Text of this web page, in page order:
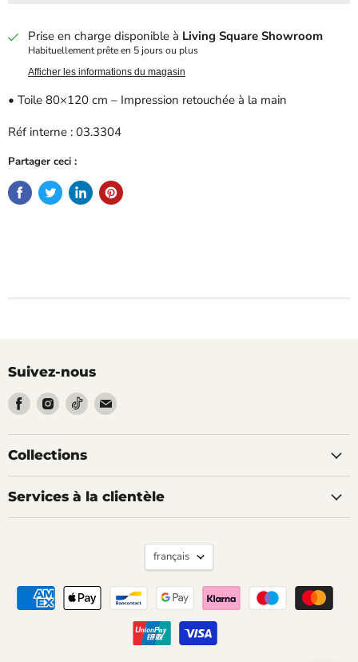
Prise en charge disponible à Living Square Showroom
Habituellement prête en 5 jours ou plus
Afficher les informations du magasin
• Toile 80×120 cm – Impression retouchée à la main
Réf interne : 03.3304
Partager ceci :
Suivez-nous
Trouvez-
nous
sur
Facebook
Trouvez-
nous
sur
Instagram
Trouvez-
nous
sur
Trouvez-
sur
Collections
Services à la clientèle
Langue
français